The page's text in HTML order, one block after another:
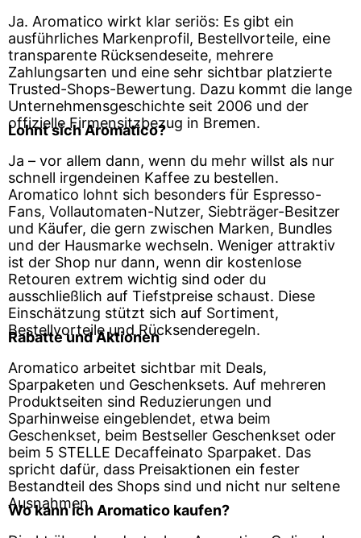
Ja. Aromatico wirkt klar seriös: Es gibt ein
ausführliches Markenprofil, Bestellvorteile, eine
transparente Rücksendeseite, mehrere
Zahlungsarten und eine sehr sichtbar platzierte
Trusted-Shops-Bewertung. Dazu kommt die lange
Unternehmensgeschichte seit 2006 und der
offizielle Firmensitzbezug in Bremen.
Lohnt sich Aromatico?
Ja – vor allem dann, wenn du mehr willst als nur
schnell irgendeinen Kaffee zu bestellen.
Aromatico lohnt sich besonders für Espresso-
Fans, Vollautomaten-Nutzer, Siebträger-Besitzer
und Käufer, die gern zwischen Marken, Bundles
und der Hausmarke wechseln. Weniger attraktiv
ist der Shop nur dann, wenn dir kostenlose
Retouren extrem wichtig sind oder du
ausschließlich auf Tiefstpreise schaust. Diese
Einschätzung stützt sich auf Sortiment,
Bestellvorteile und Rücksenderegeln.
Rabatte und Aktionen
Aromatico arbeitet sichtbar mit Deals,
Sparpaketen und Geschenksets. Auf mehreren
Produktseiten sind Reduzierungen und
Sparhinweise eingeblendet, etwa beim
Geschenkset, beim Bestseller Geschenkset oder
beim 5 STELLE Decaffeinato Sparpaket. Das
spricht dafür, dass Preisaktionen ein fester
Bestandteil des Shops sind und nicht nur seltene
Ausnahmen.
Wo kann ich Aromatico kaufen?